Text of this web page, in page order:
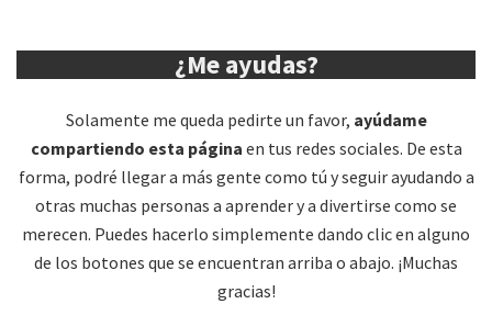
¿Me ayudas?
Solamente me queda pedirte un favor, ayúdame
compartiendo esta página en tus redes sociales. De esta
forma, podré llegar a más gente como tú y seguir ayudando a
otras muchas personas a aprender y a divertirse como se
merecen. Puedes hacerlo simplemente dando clic en alguno
de los botones que se encuentran arriba o abajo. ¡Muchas
gracias!